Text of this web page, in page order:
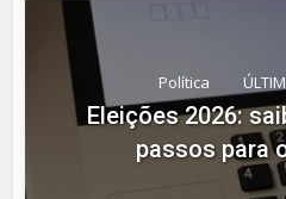
Política
Eleições 2026:
passos para